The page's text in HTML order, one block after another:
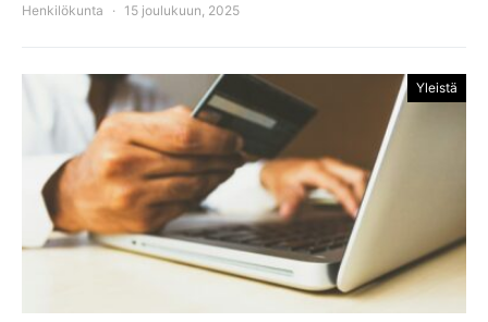
Henkilökunta 15 joulukuun, 2025
Yleistä